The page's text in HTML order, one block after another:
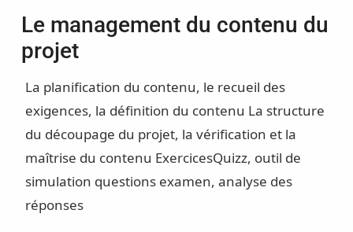
Le management du contenu du
projet
La planification du contenu, le recueil des
exigences, la définition du contenu La structure
du découpage du projet, la vérification et la
maîtrise du contenu ExercicesQuizz, outil de
simulation questions examen, analyse des
réponses